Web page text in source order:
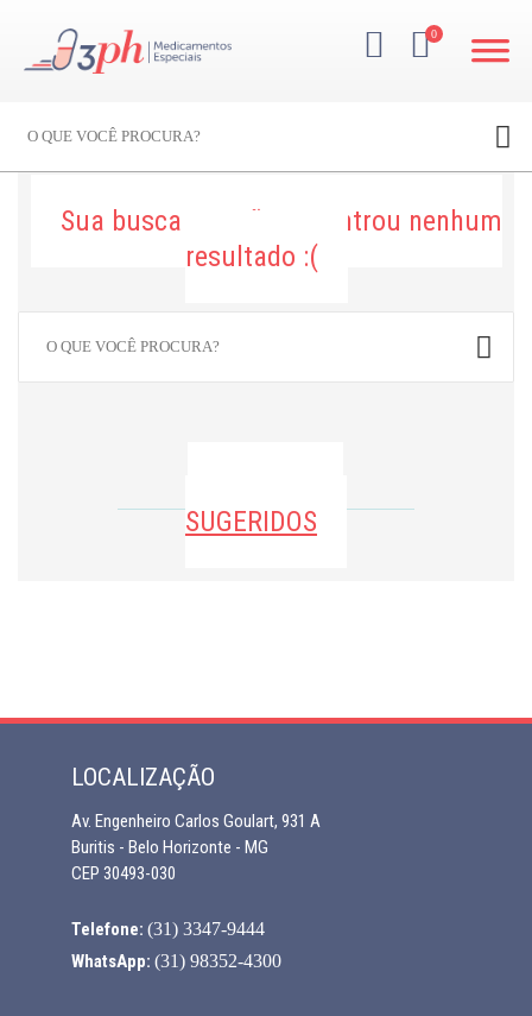
0
Sua busca por
não encontrou nenhum
resultado :(
SUGERIDOS
LOCALIZAÇÃO
Av. Engenheiro Carlos Goulart, 931 A
Buritis - Belo Horizonte - MG
CEP 30493-030
Telefone: (31) 3347-9444
WhatsApp: (31) 98352-4300